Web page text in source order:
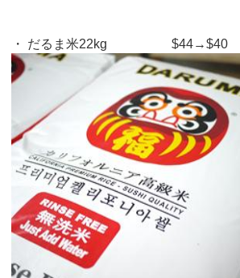
・ だるま米22kg $44→$40